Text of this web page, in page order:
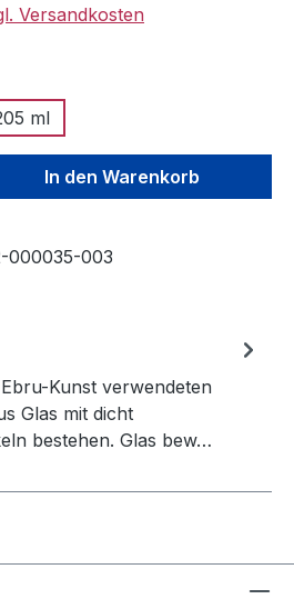
Versandkosten
ml
Gib den
In den Warenkorb
000035-003
Kunst verwendeten
Glas mit dicht
bestehen. Glas bew…